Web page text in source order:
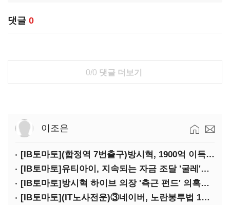
댓글 0
0/0 댓글 더보기
이조은
[IB토마토](합정역 7번출구)방시혁, 1900억 이득 논란…하이브 상장 진실은?
[IB토마토]유티아이, 지속되는 자금 조달 '굴레'…부채 리스크 고조
[IB토마토]방시혁 하이브 의장 '측근 펀드' 의혹…실상은 해외 투자 무산
[IB토마토](IT노사전운)③네이버, 노란봉투법 1호 되나…관건은 '진짜 주인'